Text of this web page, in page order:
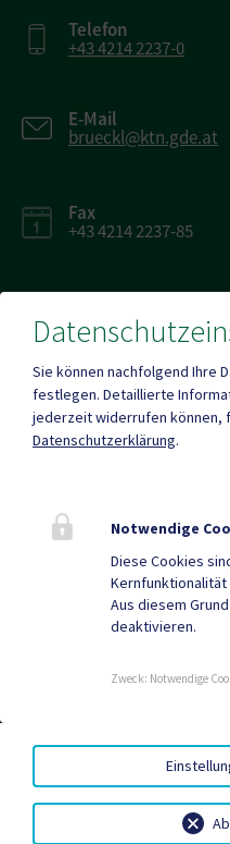
Telefon
+43 4214 2237-0
E-Mail
brueckl@ktn.gde.at
Fax
+43 4214 2237-85
Mehr
Quicklinks
App
Wirtschaft &
Dienstleistungen
Gemeindezeitung
Termine
BARRIEREFREIHEIT|
IMPRESSUM
Sie können nachfolgend Ihre
festlegen. Detaillierte
jederzeit widerrufen können,
Datenschutzerklärung.
Notwendige
Diese Cookies
Aus diesem
deaktivieren.
Zweck: Notwendige